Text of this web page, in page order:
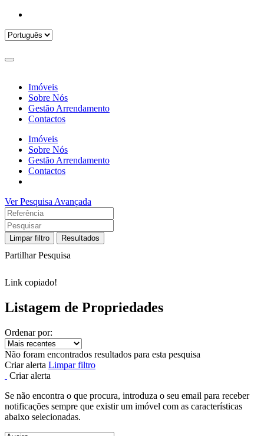
Imóveis
Sobre Nós
Gestão Arrendamento
Contactos
Imóveis
Sobre Nós
Gestão Arrendamento
Contactos
Ver Pesquisa Avançada
Limpar filtro Resultados
Partilhar Pesquisa
Link copiado!
Listagem de Propriedades
Ordenar por:
Não foram encontrados resultados para esta pesquisa
Criar alerta Limpar filtro
Criar alerta
Se não encontra o que procura, introduza o seu email para receber
notificações sempre que existir um imóvel com as características
abaixo selecionadas.